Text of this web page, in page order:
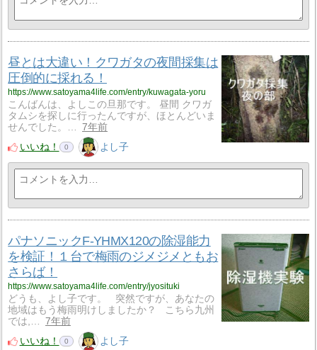
昼とは大違い！クワガタの夜間採集は
圧倒的に採れる！
https://www.satoyama4life.com/entry/kuwagata-yoru
こんばんは、よしこの旦那です。 昼間 クワガ
タムシを探しに行ったんですが、ほとんどいま
せんでした。…
7年前
いいね！
0 よし子
パナソニックF-YHMX120の除湿能力
を検証！１台で梅雨のジメジメともお
さらば！
https://www.satoyama4life.com/entry/jyosituki
どうも、よし子です。 突然ですが、あなたの
地域はもう梅雨明けしましたか？ こちら九州
では,…
7年前
いいね！
0 よし子